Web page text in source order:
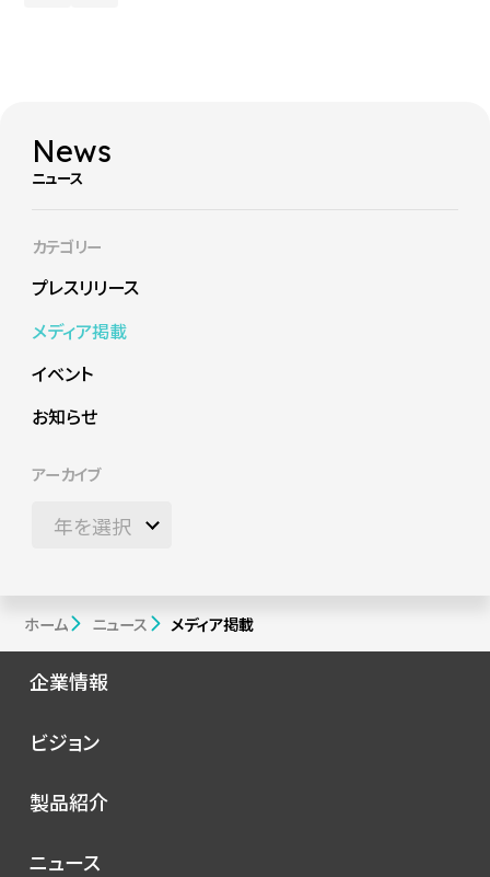
News
ニュース
カテゴリー
プレスリリース
メディア掲載
イベント
お知らせ
アーカイブ
ホーム ニュース メディア掲載
企業情報
会社概要
ビジョン
トップメッセージ
製品紹介
コンセプト
ニュース